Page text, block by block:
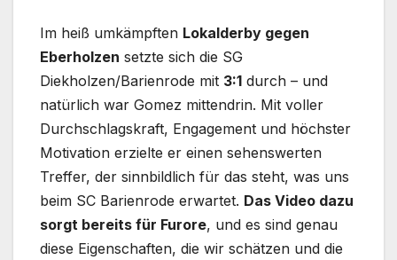
Im heiß umkämpften Lokalderby gegen
Eberholzen setzte sich die SG
Diekholzen/Barienrode mit 3:1 durch – und
natürlich war Gomez mittendrin. Mit voller
Durchschlagskraft, Engagement und höchster
Motivation erzielte er einen sehenswerten
Treffer, der sinnbildlich für das steht, was uns
beim SC Barienrode erwartet. Das Video dazu
sorgt bereits für Furore, und es sind genau
diese Eigenschaften, die wir schätzen und die